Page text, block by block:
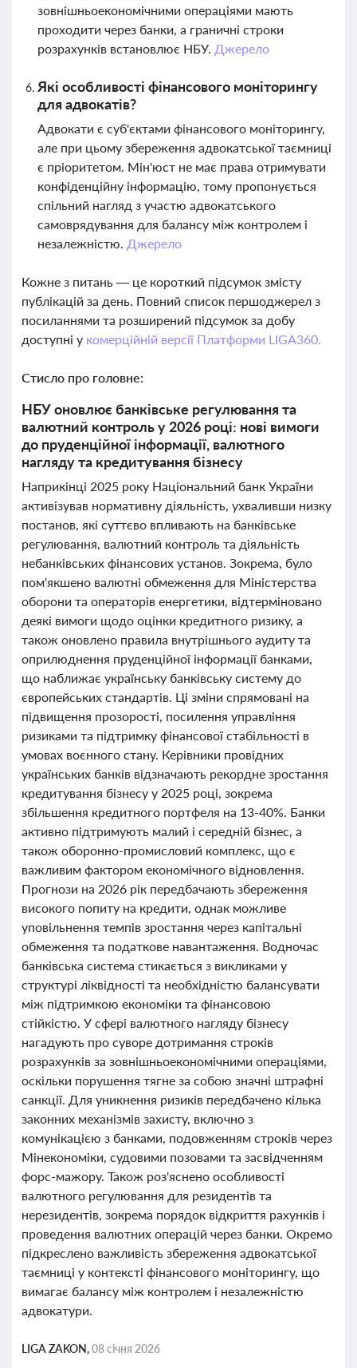
зовнішньоекономічними операціями мають
проходити через банки, а граничні строки
розрахунків встановлює НБУ. Джерело
Які особливості фінансового моніторингу
для адвокатів?
Адвокати є суб'єктами фінансового моніторингу,
але при цьому збереження адвокатської таємниці
є пріоритетом. Мін'юст не має права отримувати
конфіденційну інформацію, тому пропонується
спільний нагляд з участю адвокатського
самоврядування для балансу між контролем і
незалежністю. Джерело
Кожне з питань — це короткий підсумок змісту
публікацій за день. Повний список першоджерел з
посиланнями та розширений підсумок за добу
доступні у комерційній версії Платформи LIGA360.
Стисло про головне:
НБУ оновлює банківське регулювання та
валютний контроль у 2026 році: нові вимоги
до пруденційної інформації, валютного
нагляду та кредитування бізнесу
Наприкінці 2025 року Національний банк України
активізував нормативну діяльність, ухваливши низку
постанов, які суттєво впливають на банківське
регулювання, валютний контроль та діяльність
небанківських фінансових установ. Зокрема, було
пом'якшено валютні обмеження для Міністерства
оборони та операторів енергетики, відтерміновано
деякі вимоги щодо оцінки кредитного ризику, а
також оновлено правила внутрішнього аудиту та
оприлюднення пруденційної інформації банками,
що наближає українську банківську систему до
європейських стандартів. Ці зміни спрямовані на
підвищення прозорості, посилення управління
ризиками та підтримку фінансової стабільності в
умовах воєнного стану. Керівники провідних
українських банків відзначають рекордне зростання
кредитування бізнесу у 2025 році, зокрема
збільшення кредитного портфеля на 13-40%. Банки
активно підтримують малий і середній бізнес, а
також оборонно-промисловий комплекс, що є
важливим фактором економічного відновлення.
Прогнози на 2026 рік передбачають збереження
високого попиту на кредити, однак можливе
уповільнення темпів зростання через капітальні
обмеження та податкове навантаження. Водночас
банківська система стикається з викликами у
структурі ліквідності та необхідністю балансувати
між підтримкою економіки та фінансовою
стійкістю. У сфері валютного нагляду бізнесу
нагадують про суворе дотримання строків
розрахунків за зовнішньоекономічними операціями,
оскільки порушення тягне за собою значні штрафні
санкції. Для уникнення ризиків передбачено кілька
законних механізмів захисту, включно з
комунікацією з банками, подовженням строків через
Мінекономіки, судовими позовами та засвідченням
форс-мажору. Також роз'яснено особливості
валютного регулювання для резидентів та
нерезидентів, зокрема порядок відкриття рахунків і
проведення валютних операцій через банки. Окремо
підкреслено важливість збереження адвокатської
таємниці у контексті фінансового моніторингу, що
вимагає балансу між контролем і незалежністю
адвокатури.
LIGA ZAKON,08 січня 2026